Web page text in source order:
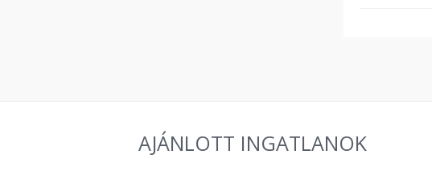
AJÁNLOTT INGATLANOK